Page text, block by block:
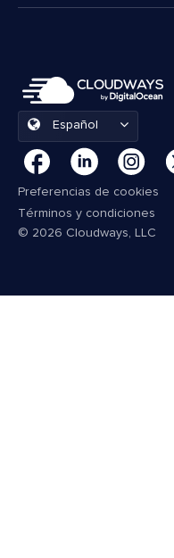
Español
Preferencias de cookies
Términos y condiciones
© 2026 Cloudways, LLC